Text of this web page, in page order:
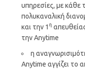
υπηρεσίες, με κάθε
πολυκαναλική
και την 1 η
την Anytime
η
Anytime αγγίζει το